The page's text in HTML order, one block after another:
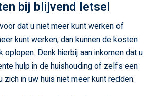
bij blijvend letsel
dat u niet meer kunt werken of
kunt werken, dan kunnen de kosten
Denk hierbij aan inkomen dat u
hulp in de huishouding of zelfs een
zich in uw huis niet meer kunt redden.